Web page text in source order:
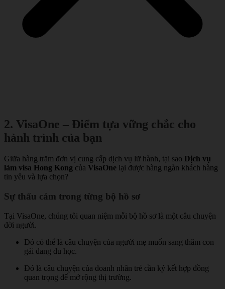
2. VisaOne – Điểm tựa vững chắc cho
hành trình của bạn
Giữa hàng trăm đơn vị cung cấp dịch vụ lữ hành, tại sao Dịch vụ
làm visa Hong Kong của VisaOne lại được hàng ngàn khách hàng
tin yêu và lựa chọn?
Sự thấu cảm trong từng bộ hồ sơ
Tại VisaOne, chúng tôi quan niệm mỗi bộ hồ sơ là một câu chuyện
đời người.
Đó có thể là câu chuyện của người mẹ muốn sang thăm con
gái đang du học.
Đó là câu chuyện của doanh nhân trẻ cần ký kết hợp đồng
quan trọng để mở rộng thị trường.